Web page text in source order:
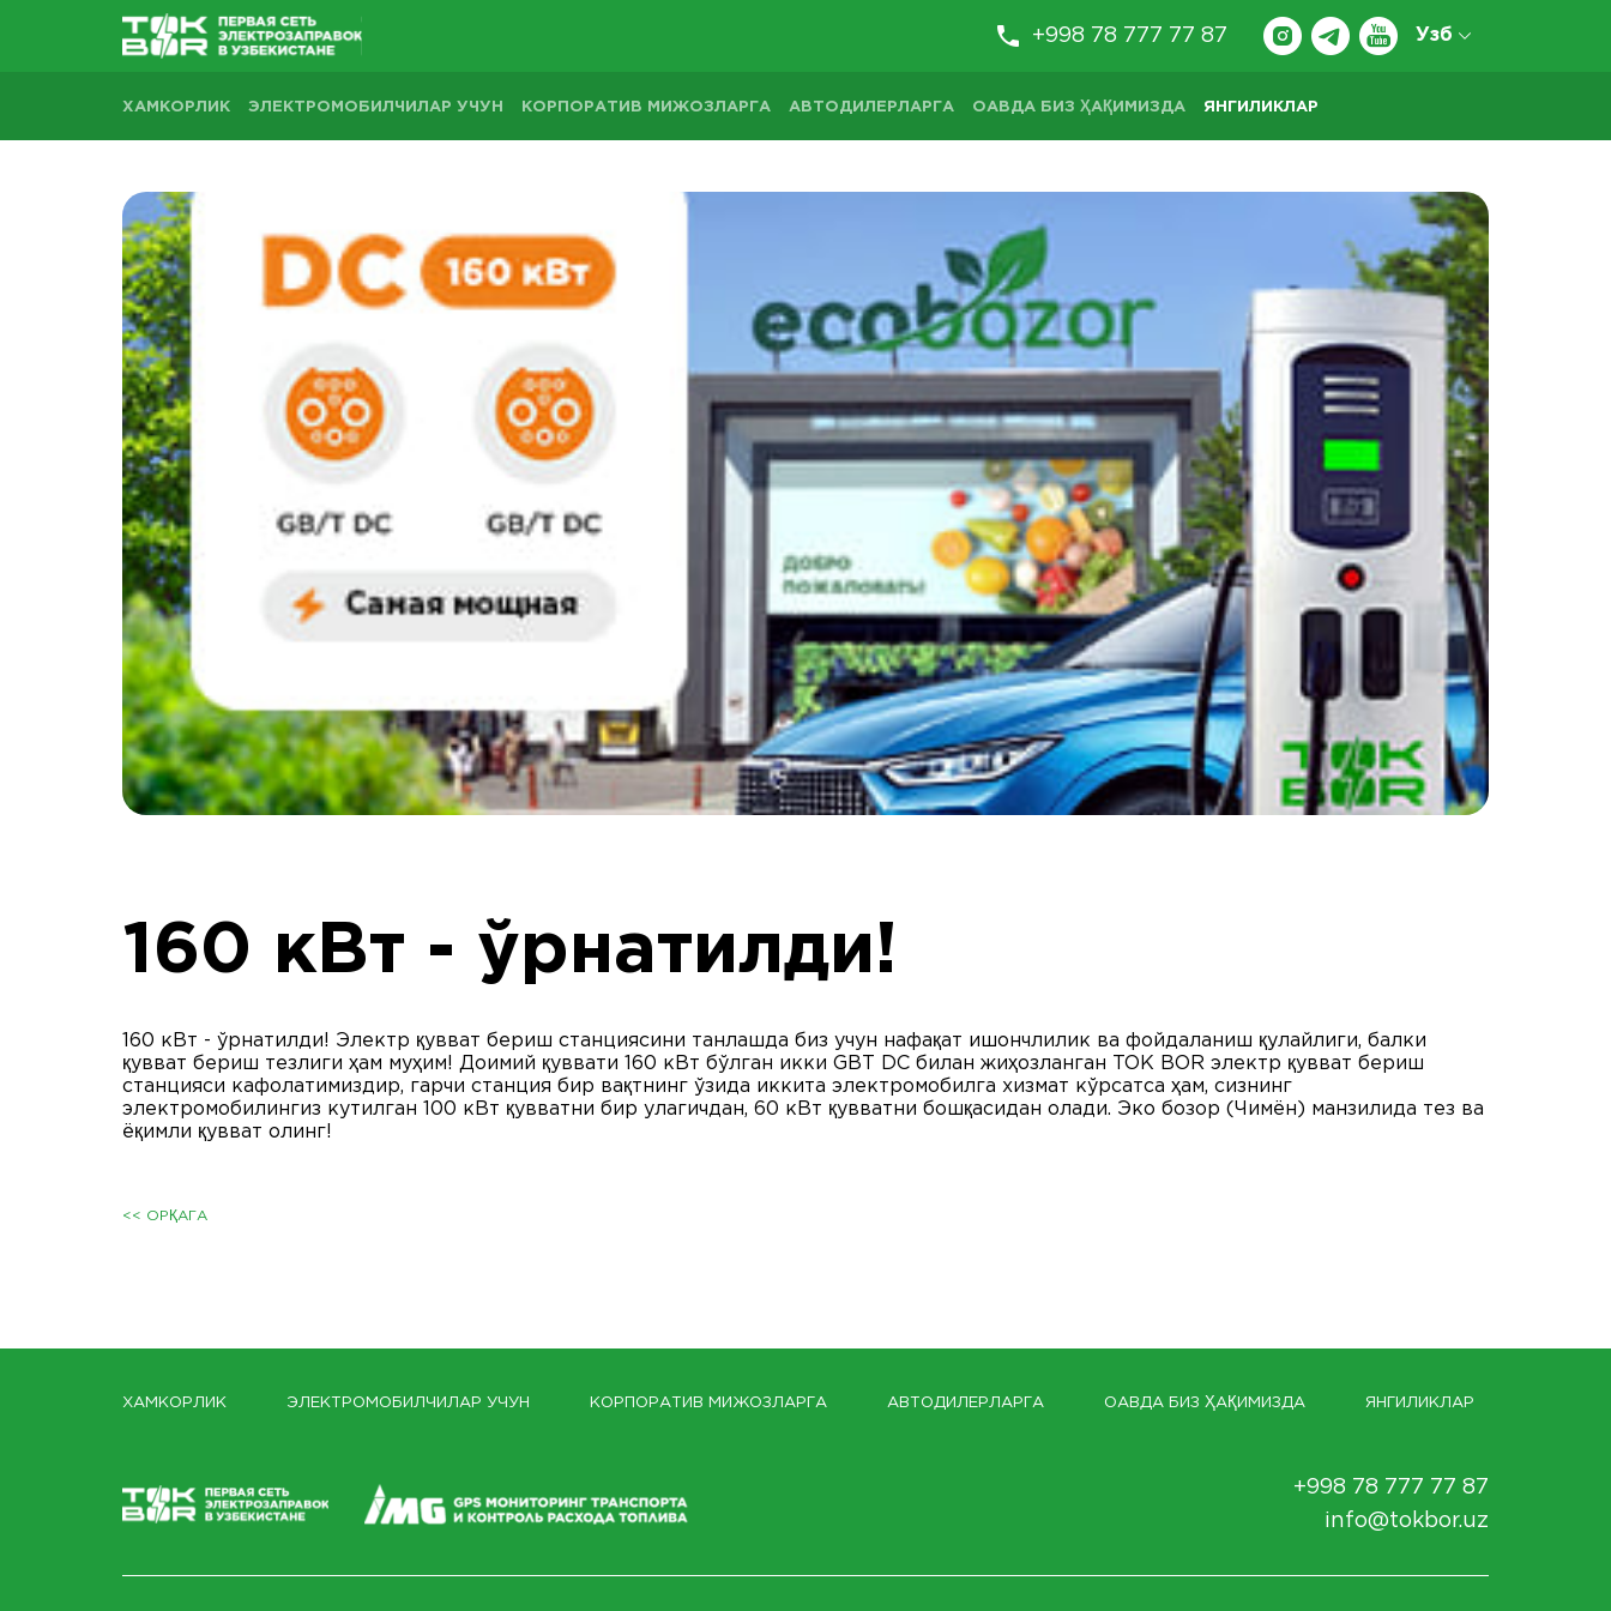
+998 78 777 77 87 Узб
ХАМКОРЛИК ЭЛЕКТРОМОБИЛЧИЛАР УЧУН КОРПОРАТИВ МИЖОЗЛАРГА АВТОДИЛЕРЛАРГА ОАВДА БИЗ ҲАҚИМИЗДА ЯНГИЛИКЛАР
160 кВт - ўрнатилди!
160 кВт - ўрнатилди! Электр қувват бериш станциясини танлашда биз учун нафақат ишончлилик ва фойдаланиш қулайлиги, балки
қувват бериш тезлиги ҳам муҳим! Доимий қуввати 160 кВт бўлган икки GBT DC билан жиҳозланган TOK BOR электр қувват бериш
станцияси кафолатимиздир, гарчи станция бир вақтнинг ўзида иккита электромобилга хизмат кўрсатса ҳам, сизнинг
электромобилингиз кутилган 100 кВт қувватни бир улагичдан, 60 кВт қувватни бошқасидан олади. Эко бозор (Чимён) манзилида тез ва
ёқимли қувват олинг!
<< ОРҚАГА
ХАМКОРЛИК ЭЛЕКТРОМОБИЛЧИЛАР УЧУН КОРПОРАТИВ МИЖОЗЛАРГА АВТОДИЛЕРЛАРГА ОАВДА БИЗ ҲАҚИМИЗДА ЯНГИЛИКЛАР
+998 78 777 77 87
info@tokbor.uz